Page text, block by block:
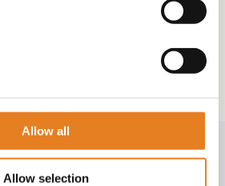
Allow all
Allow selection
Volg & contact